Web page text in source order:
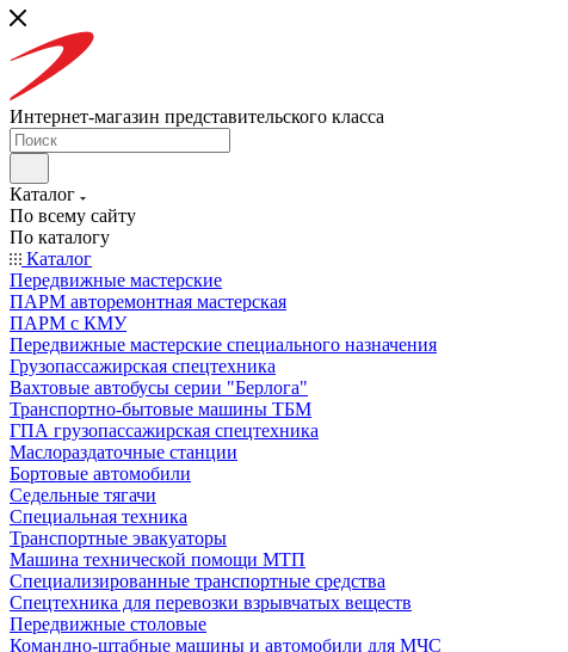
Интернет-магазин представительского класса
Каталог
По всему сайту
По каталогу
Каталог
Передвижные мастерские
ПАРМ авторемонтная мастерская
ПАРМ с КМУ
Передвижные мастерские специального назначения
Грузопассажирская спецтехника
Вахтовые автобусы серии "Берлога"
Транспортно-бытовые машины ТБМ
ГПА грузопассажирская спецтехника
Маслораздаточные станции
Бортовые автомобили
Седельные тягачи
Специальная техника
Транспортные эвакуаторы
Машина технической помощи МТП
Специализированные транспортные средства
Спецтехника для перевозки взрывчатых веществ
Передвижные столовые
Командно-штабные машины и автомобили для МЧС